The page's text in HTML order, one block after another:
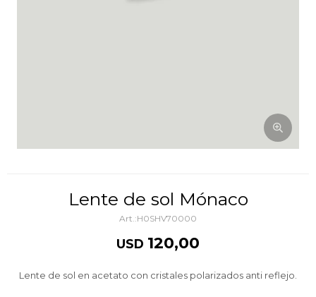
Lente de sol Mónaco
H0SHV70000
USD 120,00
Lente de sol en acetato con cristales polarizados anti reflejo.